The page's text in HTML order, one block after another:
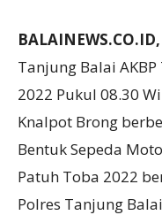
Tanjung Balai AKBP
2022 Pukul 08.30
Knalpot Brong
Bentuk Sepeda
Patuh Toba 2022
Polres Tanjung